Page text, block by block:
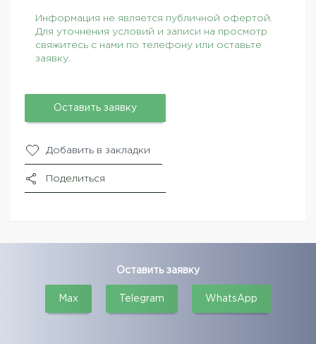
Информация не является публичной офертой.
Для уточнения условий и записи на просмотр
свяжитесь с нами по телефону или оставьте
заявку.
Оставить заявку
Добавить в закладки
Поделиться
Оставить заявку
Max Telegram WhatsApp